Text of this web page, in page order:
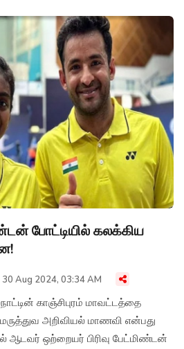
போட்டியில் கலக்கிய
30 Aug 2024, 03:34 AM
காஞ்சிபுரம் மாவட்டத்தை
அறிவியல் மாணவி என்பது
ஆடவர் ஒற்றையர் பிரிவு பேட்மிண்டன்